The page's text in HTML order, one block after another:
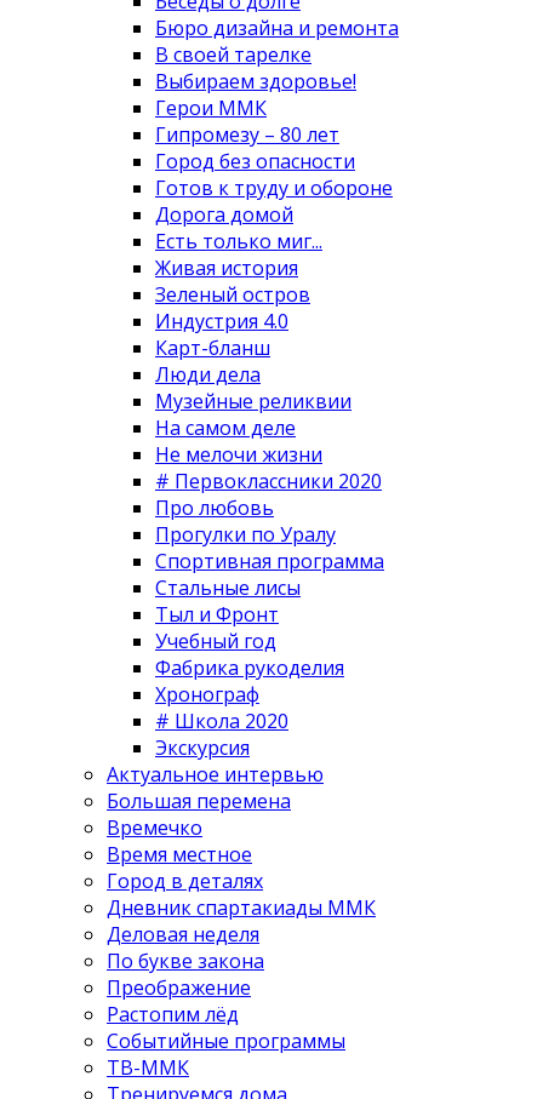
Бюро дизайна и ремонта
В своей тарелке
Выбираем здоровье!
Герои ММК
Гипромезу – 80 лет
Город без опасности
Готов к труду и обороне
Дорога домой
Есть только миг...
Живая история
Зеленый остров
Индустрия 4.0
Карт-бланш
Люди дела
Музейные реликвии
На самом деле
Не мелочи жизни
# Первоклассники 2020
Про любовь
Прогулки по Уралу
Спортивная программа
Стальные лисы
Тыл и Фронт
Учебный год
Фабрика рукоделия
Хронограф
# Школа 2020
Экскурсия
Актуальное интервью
Большая перемена
Времечко
Время местное
Город в деталях
Дневник спартакиады ММК
Деловая неделя
По букве закона
Преображение
Растопим лёд
Событийные программы
ТВ-ММК